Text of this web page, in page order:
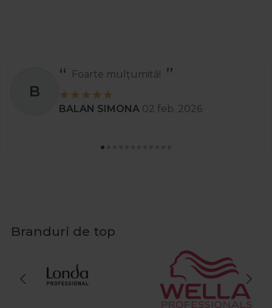
S
Recomand
Stanciu Aura Andreea 02 apr. 2025
Branduri de top